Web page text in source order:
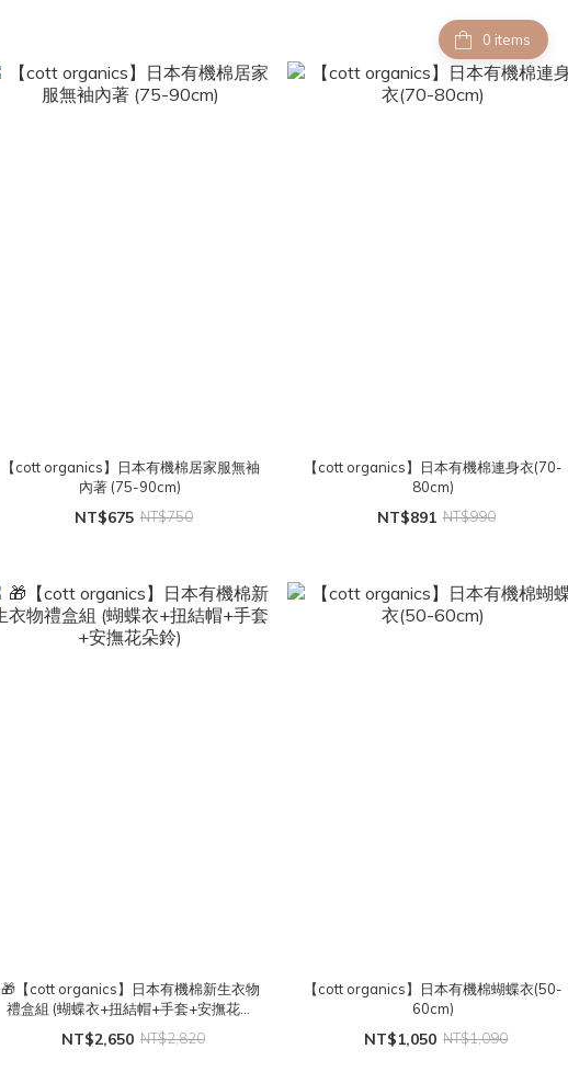
items
【cott organics】日本有機棉居家服無袖
內著 (75-90cm)
NT$675 NT$750
【cott organics】日本有機棉連身衣(70-
80cm)
NT$891 NT$990
🎁【cott organics】日本有機棉新生衣物
禮盒組 (蝴蝶衣+扭結帽+手套+安撫花朵
NT$2,650 NT$2,820
【cott organics】日本有機棉蝴蝶衣(50-
60cm)
NT$1,050 NT$1,090